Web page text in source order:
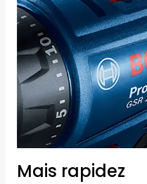
Mais rapidez